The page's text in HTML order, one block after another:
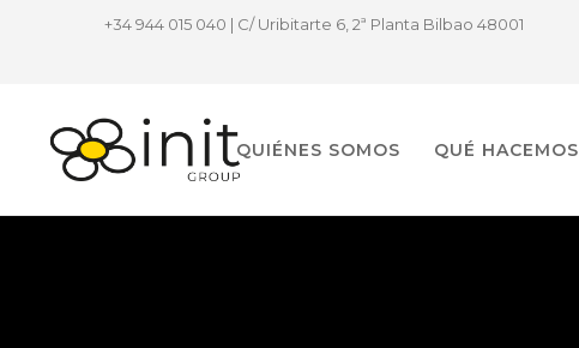
+34 944 015 040 | C/ Uribitarte 6, 2ª Planta Bilbao 48001
QUIÉNES SOMOS QUÉ HACEMOS